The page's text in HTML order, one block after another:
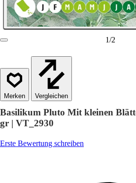
1/2
Vergleichen
Basilikum Pluto Mit kleinen
gr | VT_2930
Erste Bewertung schreiben